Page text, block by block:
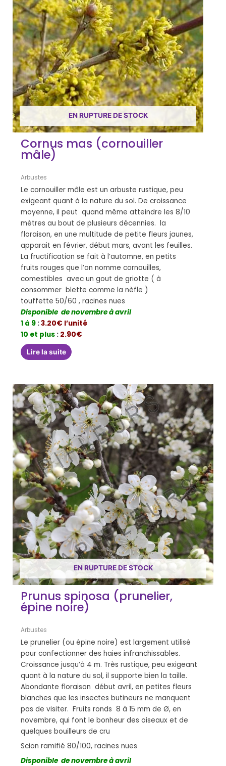
EN RUPTURE DE STOCK
Cornus mas (cornouiller
mâle)
Arbustes
Le cornouiller mâle est un arbuste rustique, peu
exigeant quant à la nature du sol. De croissance
moyenne, il peut quand même atteindre les 8/10
mètres au bout de plusieurs décennies. la
floraison, en une multitude de petite fleurs jaunes,
apparait en février, début mars, avant les feuilles.
La fructification se fait à l’automne, en petits
fruits rouges que l’on nomme cornouilles,
comestibles avec un gout de griotte ( à
consommer blette comme la nèfle )
touffette 50/60 , racines nues
Disponible de novembre à avril
1 à 9 :3.20€ l’unité
10 et plus : 2.90€
Lire la suite
EN RUPTURE DE STOCK
Prunus spinosa (prunelier,
épine noire)
Arbustes
Le prunelier (ou épine noire) est largement utilisé
pour confectionner des haies infranchissables.
Croissance jusqu’à 4 m. Très rustique, peu exigeant
quant à la nature du sol, il supporte bien la taille.
Abondante floraison début avril, en petites fleurs
blanches que les insectes butineurs ne manquent
pas de visiter. Fruits ronds 8 à 15 mm de Ø, en
novembre, qui font le bonheur des oiseaux et de
quelques bouilleurs de cru
Scion ramifié 80/100, racines nues
Disponible de novembre à avril